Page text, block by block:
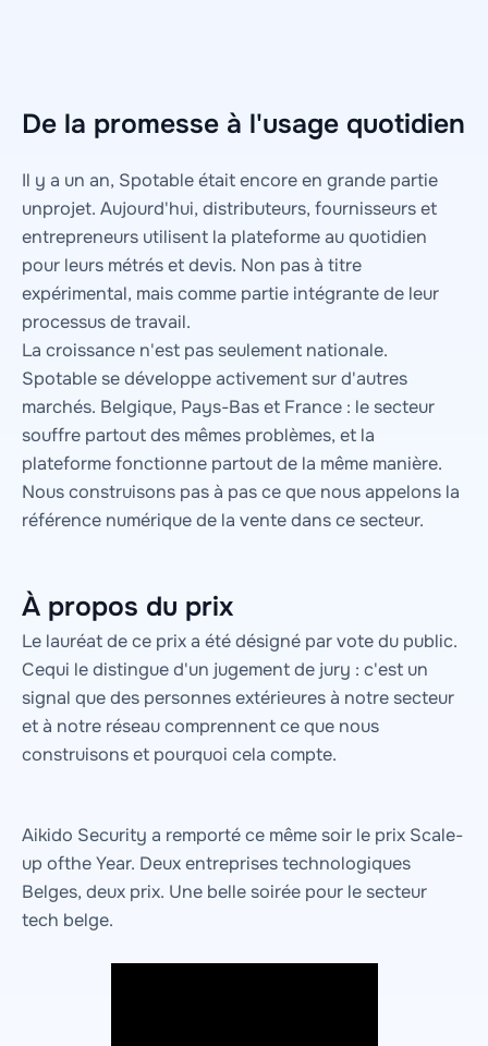
De la promesse à l'usage quotidien
Il y a un an, Spotable était encore en grande partie
unprojet. Aujourd'hui, distributeurs, fournisseurs et
entrepreneurs utilisent la plateforme au quotidien
pour leurs métrés et devis. Non pas à titre
expérimental, mais comme partie intégrante de leur
processus de travail.
La croissance n'est pas seulement nationale.
Spotable se développe activement sur d'autres
marchés. Belgique, Pays-Bas et France : le secteur
souffre partout des mêmes problèmes, et la
plateforme fonctionne partout de la même manière.
Nous construisons pas à pas ce que nous appelons la
référence numérique de la vente dans ce secteur.
À propos du prix
Le lauréat de ce prix a été désigné par vote du public.
Cequi le distingue d'un jugement de jury : c'est un
signal que des personnes extérieures à notre secteur
et à notre réseau comprennent ce que nous
construisons et pourquoi cela compte.
Aikido Security a remporté ce même soir le prix Scale-
up ofthe Year. Deux entreprises technologiques
Belges, deux prix. Une belle soirée pour le secteur
tech belge.